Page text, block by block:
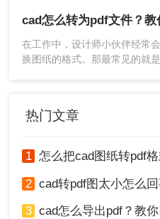
CAD文件的分辨率和色
PDF文件大小和质量。如
高质量的PDF文件，可以
率和色彩模式。例如，可
试~
在工作中，设计师小伙伴经常
换图纸的格式。那最常见的就
热门文章
1 怎么把cad图纸转pdf格
2 cad转pdf图太小怎么
3 cad怎么导出pdf？教